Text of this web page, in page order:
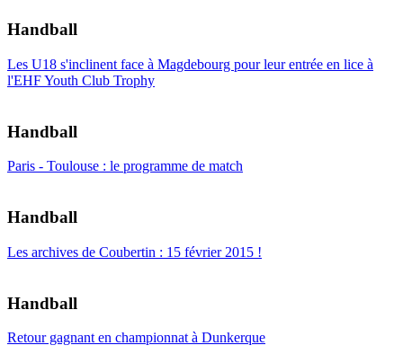
Handball
Les U18 s'inclinent face à Magdebourg pour leur entrée en lice à
l'EHF Youth Club Trophy
Handball
Paris - Toulouse : le programme de match
Handball
Les archives de Coubertin : 15 février 2015 !
Handball
Retour gagnant en championnat à Dunkerque